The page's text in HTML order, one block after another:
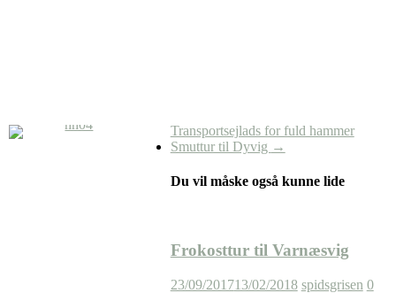
Transportsejlads for fuld hammer
Smuttur til Dyvig →
Du vil måske også kunne lide
Frokosttur til Varnæsvig
23/09/201713/02/2018 spidsgrisen 0